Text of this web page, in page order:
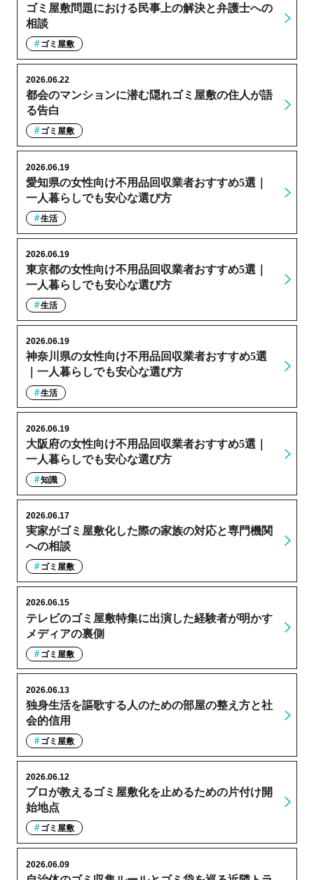
ゴミ屋敷問題における民事上の解決と弁護士への
相談
ゴミ屋敷
都会のマンションに潜む隠れゴミ屋敷の住人が語
る告白
2026.06.22
ゴミ屋敷
愛知県の女性向け不用品回収業者おすすめ5選｜
一人暮らしでも安心な選び方
2026.06.19
生活
東京都の女性向け不用品回収業者おすすめ5選｜
一人暮らしでも安心な選び方
2026.06.19
生活
神奈川県の女性向け不用品回収業者おすすめ5選
｜一人暮らしでも安心な選び方
2026.06.19
生活
大阪府の女性向け不用品回収業者おすすめ5選｜
一人暮らしでも安心な選び方
2026.06.19
知識
実家がゴミ屋敷化した際の家族の対応と専門機関
への相談
2026.06.17
ゴミ屋敷
テレビのゴミ屋敷特集に出演した経験者が明かす
メディアの裏側
2026.06.15
ゴミ屋敷
独身生活を謳歌する人のための部屋の整え方と社
会的信用
2026.06.13
ゴミ屋敷
プロが教えるゴミ屋敷化を止めるための片付け開
始地点
2026.06.12
ゴミ屋敷
2026.06.09